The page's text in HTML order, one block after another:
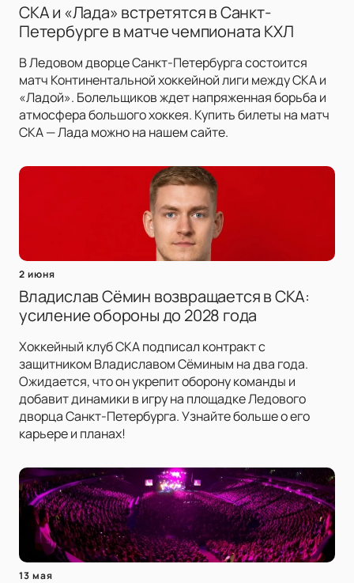
СКА и «Лада» встретятся в Санкт-
Петербурге в матче чемпионата КХЛ
В Ледовом дворце Санкт-Петербурга состоится
матч Континентальной хоккейной лиги между СКА и
«Ладой». Болельщиков ждет напряженная борьба и
атмосфера большого хоккея. Купить билеты на матч
СКА — Лада можно на нашем сайте.
2 июня
Владислав Сёмин возвращается в СКА:
усиление обороны до 2028 года
Хоккейный клуб СКА подписал контракт с
защитником Владиславом Сёминым на два года.
Ожидается, что он укрепит оборону команды и
добавит динамики в игру на площадке Ледового
дворца Санкт-Петербурга. Узнайте больше о его
карьере и планах!
13 мая